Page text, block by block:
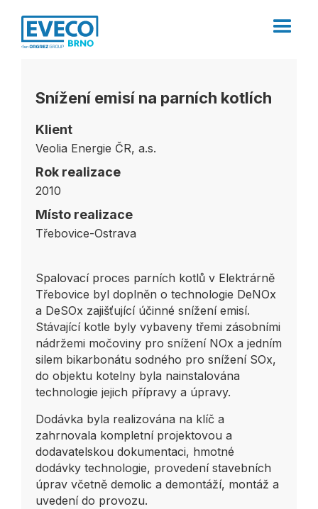
Snížení emisí na parních kotlích
Klient
Veolia Energie ČR, a.s.
Rok realizace
2010
Místo realizace
Třebovice-Ostrava
Spalovací proces parních kotlů v Elektrárně
Třebovice byl doplněn o technologie DeNOx
a DeSOx zajišťující účinné snížení emisí.
Stávající kotle byly vybaveny třemi zásobními
nádržemi močoviny pro snížení NOx a jedním
silem bikarbonátu sodného pro snížení SOx,
do objektu kotelny byla nainstalována
technologie jejich přípravy a úpravy.
Dodávka byla realizována na klíč a
zahrnovala kompletní projektovou a
dodavatelskou dokumentaci, hmotné
dodávky technologie, provedení stavebních
úprav včetně demolic a demontáží, montáž a
uvedení do provozu.